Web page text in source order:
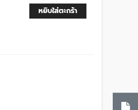
หยิบใส่ตะกร้า